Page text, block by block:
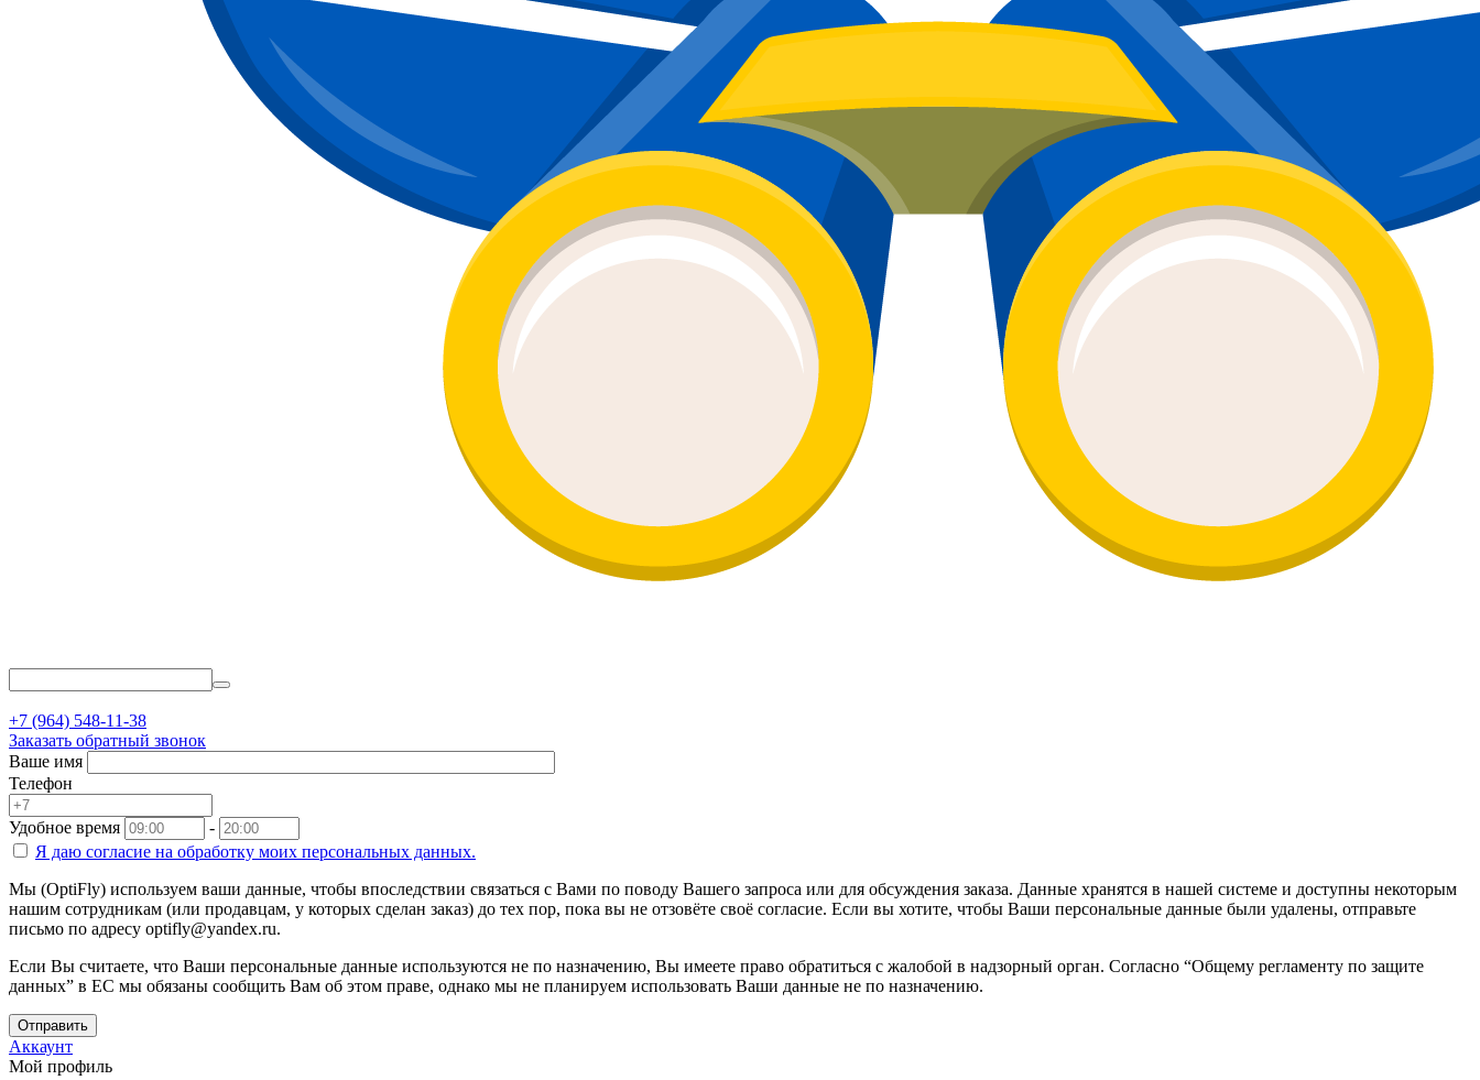
+7 (964) 548-11-38
Заказать обратный звонок
Ваше имя
Телефон
Удобное время
-
Я даю согласие на обработку моих персональных данных.
Мы (OptiFly) используем ваши данные, чтобы впоследствии связаться с Вами по поводу Вашего запроса или для обсуждения заказа. Данные хранятся в нашей системе и доступны некоторым
нашим сотрудникам (или продавцам, у которых сделан заказ) до тех пор, пока вы не отзовёте своё согласие. Если вы хотите, чтобы Ваши персональные данные были удалены, отправьте
письмо по адресу optifly@yandex.ru.
Если Вы считаете, что Ваши персональные данные используются не по назначению, Вы имеете право обратиться с жалобой в надзорный орган. Согласно “Общему регламенту по защите
данных” в ЕС мы обязаны сообщить Вам об этом праве, однако мы не планируем использовать Ваши данные не по назначению.
Отправить
Аккаунт
Мой профиль